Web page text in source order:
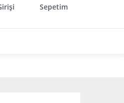
Sepetim